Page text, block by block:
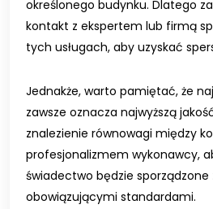
określonego budynku. Dlatego
kontakt z ekspertem lub firmą
tych usługach, aby uzyskać
Jednakże, warto pamiętać, że
zawsze oznacza najwyższą
znalezienie równowagi między
profesjonalizmem wykonawcy,
świadectwo będzie sporządzone
obowiązującymi standardami.